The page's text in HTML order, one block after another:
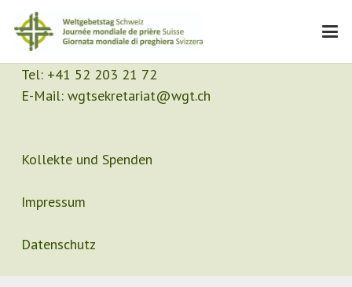
Kontakt
Sekretariat
Tel: +41 52 203 21 72
E-Mail: wgtsekretariat@wgt.ch
Kollekte und Spenden
Impressum
Datenschutz